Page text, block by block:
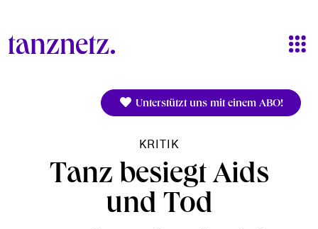
Unterstützt uns mit einem ABO!
KRITIK
Tanz besiegt Aids
und Tod